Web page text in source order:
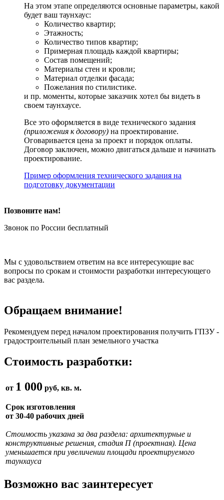
На этом этапе определяются основные параметры, какой
будет ваш таунхаус:
Количество квартир;
Этажность;
Количество типов квартир;
Примерная площадь каждой квартиры;
Состав помещений;
Материалы стен и кровли;
Материал отделки фасада;
Пожелания по стилистике.
и пр. моменты, которые заказчик хотел бы видеть в
своем таунхаусе.
Все это оформляется в виде технического задания
(приложения к договору) на проектирование.
Оговаривается цена за проект и порядок оплаты.
Договор заключен, можно двигаться дальше и начинать
проектирование.
Пример оформления технического задания на
подготовку документации
Позвоните нам!
Звонок по России бесплатный
Мы с удовольствием ответим на все интересующие вас
вопросы по срокам и стоимости разработки интересующего
вас раздела.
Обращаем внимание!
Рекомендуем перед началом проектирования получить ГПЗУ -
градостроительный план земельного участка
Стоимость разработки:
от 1 000 руб, кв. м.
Срок изготовления
от 30-40 рабочих дней
Стоимость указана за два раздела: архитектурные и
конструктивные решения, стадия П (проектная). Цена
уменьшается при увеличении площади проектируемого
таунхауса
Возможно вас заинтересует